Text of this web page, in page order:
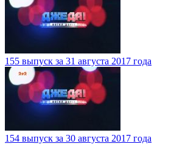
155 выпуск за 31 августа 2017 года
154 выпуск за 30 августа 2017 года